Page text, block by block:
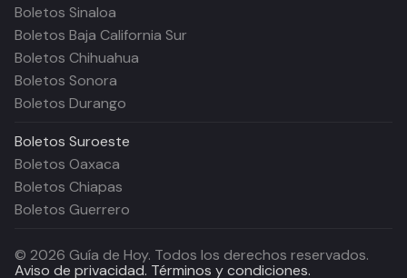
Boletos Sinaloa
Boletos Baja California Sur
Boletos Chihuahua
Boletos Sonora
Boletos Durango
Boletos Suroeste
Boletos Oaxaca
Boletos Chiapas
Boletos Guerrero
© 2026 Guía de Hoy. Todos los derechos reservados.
Aviso de privacidad. Términos y condiciones.